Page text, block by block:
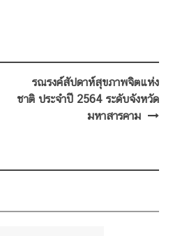
รณรงค์สัปดาห์สุขภาพจิตแห่ง
ชาติ ประจำปี 2564 ระดับจังหวัด
มหาสารคาม